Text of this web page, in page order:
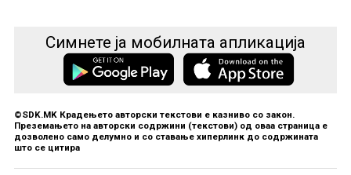
Симнете ја мобилната апликација
©SDK.MK Крадењето авторски текстови е казниво со закон.
Преземањето на авторски содржини (текстови) од оваа страница е
дозволено само делумно и со ставање хиперлинк до содржината
што се цитира